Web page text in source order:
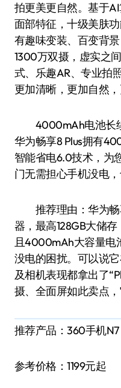
拍更美更自然。基于
面部特征，十级美肤
有趣味变装、百变背
1300万双摄，虚实之
式、乐趣AR、专业拍
更加清晰，更加自然，
4000mAh电池长续
华为畅享8 Plus拥有
智能省电6.0技术，为
门无需担心手机没电
推荐理由：华为畅
器，最高128GB大储
且4000mAh大容量电
没电的困扰。可以说
及相机表现都拿出了
摄、全面屏如此卖点
推荐产品：360手机N7
参考价格：1199元起